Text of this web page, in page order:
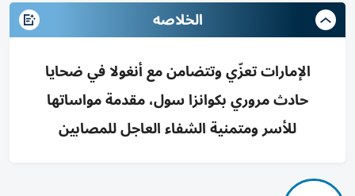
الخلاصه
الإمارات تعزّي وتتضامن مع أنغولا في ضحايا
حادث مروري بكوانزا سول، مقدمة مواساتها
للأسر ومتمنية الشفاء العاجل للمصابين